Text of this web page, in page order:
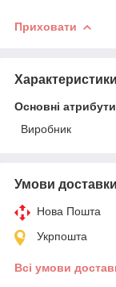
Приховати
Характеристики
Основні атрибути
Виробник
Умови доставки
Нова Пошта
Укрпошта
Всі умови